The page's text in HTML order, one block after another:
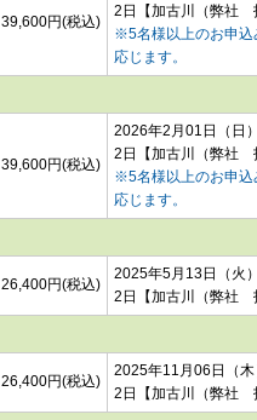
39,600円(税込)
2日
【加古川（弊社
※5名様以上のお申込
応じます。
39,600円(税込)
2026年2月01日（日
2日
【加古川（弊社
※5名様以上のお申込
応じます。
26,400円(税込)
2025年5月13日（火
2日
【加古川（弊社
26,400円(税込)
2025年11月06日（
2日
【加古川（弊社